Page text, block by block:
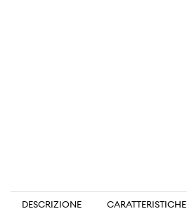
DESCRIZIONE CARATTERISTICHE